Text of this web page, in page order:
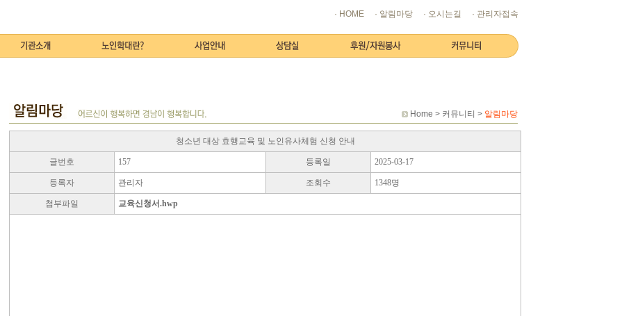
· HOME · 알림마당 · 오시는길 · 관리자접속
Home > 커뮤니티 > 알림마당
청소년 대상 효행교육 및 노인유사체험 신청 안내
글번호 157 등록일 2025-03-17
등록자 관리자 조회수 1348명
첨부파일 교육신청서.hwp